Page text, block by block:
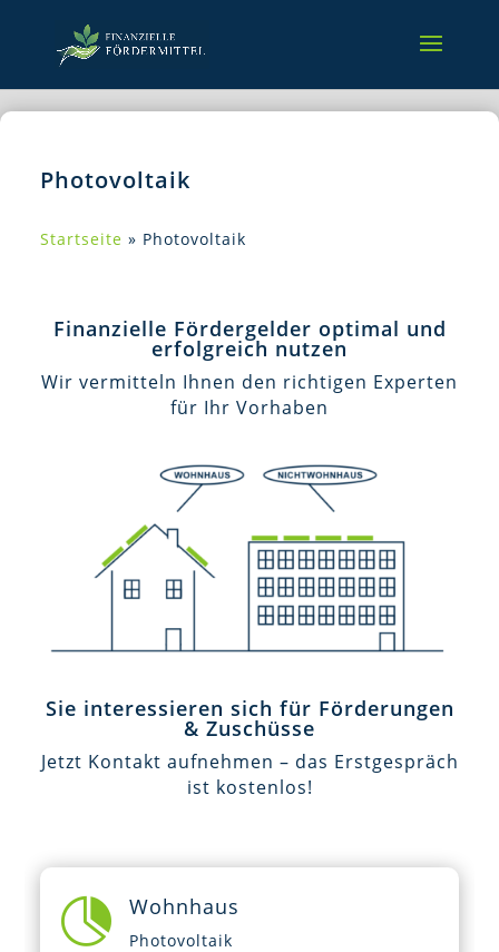
Photovoltaik
Startseite » Photovoltaik
Finanzielle Fördergelder optimal und
erfolgreich nutzen
Wir vermitteln Ihnen den richtigen Experten
für Ihr Vorhaben
Sie interessieren sich für Förderungen
& Zuschüsse
Jetzt Kontakt aufnehmen – das Erstgespräch
ist kostenlos!
 Wohnhaus
Photovoltaik